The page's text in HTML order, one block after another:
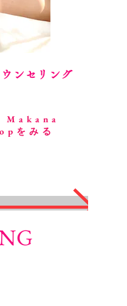
ウンセリング
Makana
をみる